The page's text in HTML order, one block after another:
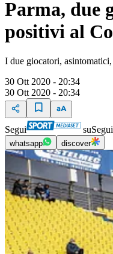
Parma, due
positivi al
I due giocatori,
30 Ott 2020 - 20:34
30 Ott 2020 - 20:34
Segui su
whatsapp discover